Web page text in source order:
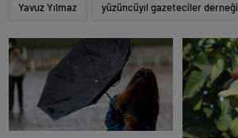
Yavuz Yılmaz yüzüncüyıl gazeteciler derneği